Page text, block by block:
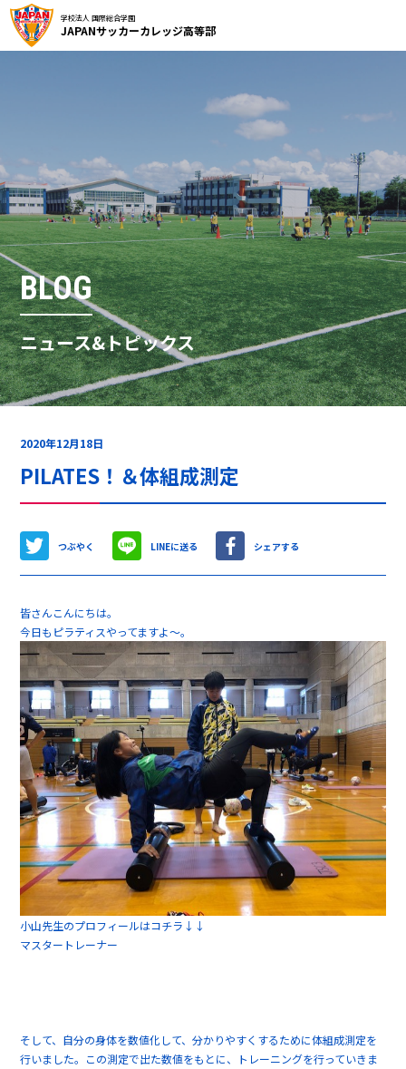
学校法人 国際総合学園
JAPANサッカーカレッジ高等部
BLOG
ニュース&トピックス
2020年12月18日
PILATES！＆体組成測定
つぶやく LINEに送る シェアする
皆さんこんにちは。
今日もピラティスやってますよ～。
小山先生のプロフィールはコチラ↓↓
マスタートレーナー
そして、自分の身体を数値化して、分かりやすくするために体組成測定を
行いました。この測定で出た数値をもとに、トレーニングを行っていきま